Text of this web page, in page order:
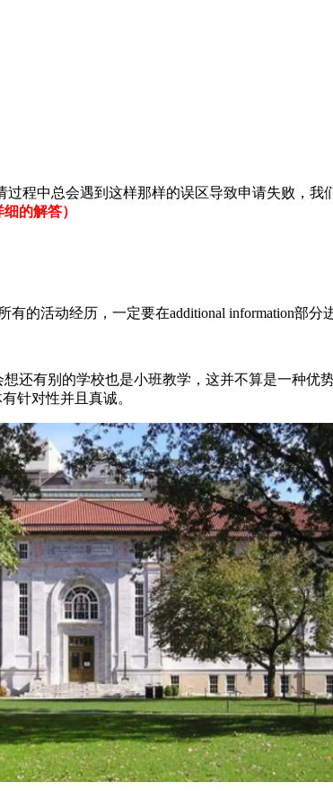
程中总会遇到这样那样的误区导致申请失败，我
的解答）
活动经历，一定要在additional information部分
有别的学校也是小班教学，这并不算是一种优
针对性并且真诚。